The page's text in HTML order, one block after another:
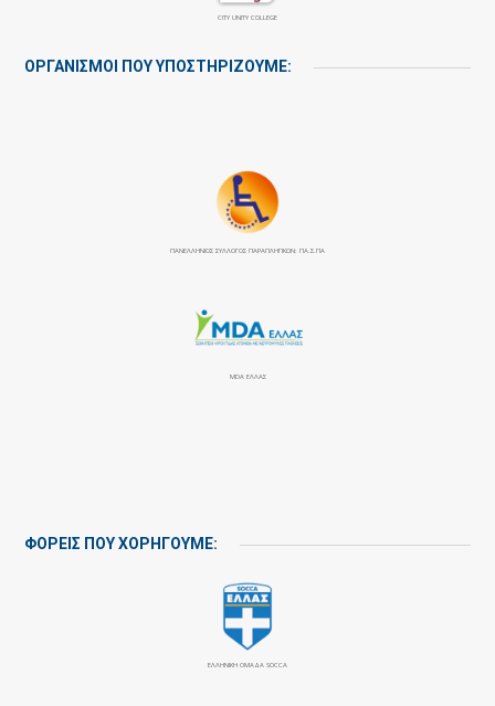
CITY UNITY COLLEGE
ΟΡΓΑΝΙΣΜΟΙ ΠΟΥ ΥΠΟΣΤΗΡΙΖΟΥΜΕ:
ΠΑΝΕΛΛΉΝΙΟΣ ΣΎΛΛΟΓΟΣ ΠΑΡΑΠΛΗΓΙΚΏΝ: ΠΑ.Σ.ΠΑ
MDA ΕΛΛΑΣ
ΦΟΡΕΙΣ ΠΟΥ ΧΟΡΗΓΟΥΜΕ:
ΕΛΛΗΝΙΚΗ ΟΜΑΔΑ SOCCA